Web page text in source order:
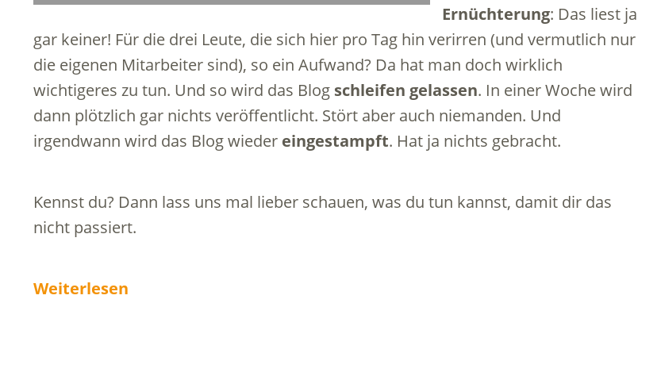
Ernüchterung: Das liest ja
gar keiner! Für die drei Leute, die sich hier pro Tag hin verirren (und vermutlich nur
die eigenen Mitarbeiter sind), so ein Aufwand? Da hat man doch wirklich
wichtigeres zu tun. Und so wird das Blog schleifen gelassen. In einer Woche wird
dann plötzlich gar nichts veröffentlicht. Stört aber auch niemanden. Und
irgendwann wird das Blog wieder eingestampft. Hat ja nichts gebracht.
Kennst du? Dann lass uns mal lieber schauen, was du tun kannst, damit dir das
nicht passiert.
Weiterlesen